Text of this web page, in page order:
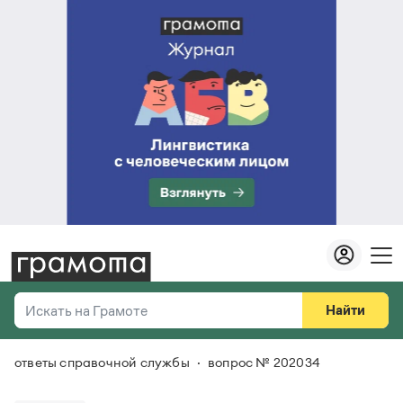
Искать на Грамоте
Справочная служба
Найти
Везде
ответы справочной службы вопрос № 202034